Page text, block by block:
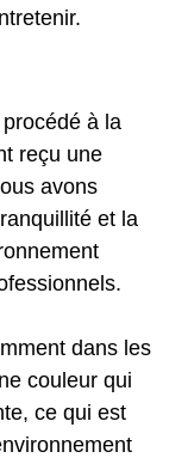
à la
reçu une
avons
et la
dans les
couleur qui
ce qui est